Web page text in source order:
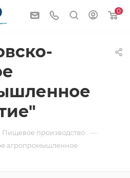
0
Пищевое производство —
агропромышленное